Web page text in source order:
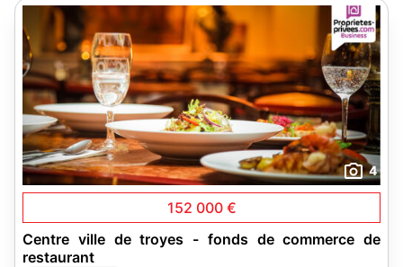
4
152 000 €
Centre ville de troyes - fonds de commerce de
restaurant